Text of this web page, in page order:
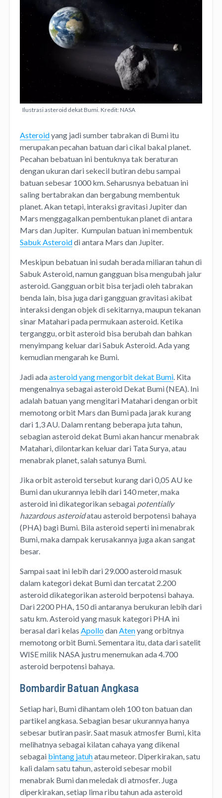
Ilustrasi asteroid dekat Bumi. Kredit: NASA
Asteroidyang jadi sumber tabrakan di Bumi itu
merupakan pecahan batuan dari cikal bakal planet.
Pecahan bebatuan ini bentuknya tak beraturan
dengan ukuran dari sekecil butiran debu sampai
batuan sebesar 1000 km. Seharusnya bebatuan ini
saling bertabrakan dan bergabung membentuk
planet. Akan tetapi, interaksi gravitasi Jupiter dan
Mars menggagalkan pembentukan planet di antara
Mars dan Jupiter. Kumpulan batuan ini membentuk
Sabuk Asteroiddi antara Mars dan Jupiter.
Meskipun bebatuan ini sudah berada miliaran tahun di
Sabuk Asteroid, namun gangguan bisa mengubah jalur
asteroid. Gangguan orbit bisa terjadi oleh tabrakan
benda lain, bisa juga dari gangguan gravitasi akibat
interaksi dengan objek di sekitarnya, maupun tekanan
sinar Matahari pada permukaan asteroid. Ketika
terganggu, orbit asteroid bisa berubah dan bahkan
menyimpang keluar dari Sabuk Asteroid. Ada yang
kemudian mengarah ke Bumi.
Jadi adaasteroid yang mengorbit dekat Bumi. Kita
mengenalnya sebagai asteroid Dekat Bumi (NEA). Ini
adalah batuan yang mengitari Matahari dengan orbit
memotong orbit Mars dan Bumi pada jarak kurang
dari 1,3 AU. Dalam rentang beberapa juta tahun,
sebagian asteroid dekat Bumi akan hancur menabrak
Matahari, dilontarkan keluar dari Tata Surya, atau
menabrak planet, salah satunya Bumi.
Jika orbit asteroid tersebut kurang dari 0,05 AU ke
Bumi dan ukurannya lebih dari 140 meter, maka
asteroid ini dikategorikan sebagai potentially
hazardous asteroidatau asteroid berpotensi bahaya
(PHA) bagi Bumi. Bila asteroid seperti ini menabrak
Bumi, maka dampak kerusakannya juga akan sangat
besar.
Sampai saat ini lebih dari 29.000 asteroid masuk
dalam kategori dekat Bumi dan tercatat 2.200
asteroid dikategorikan asteroid berpotensi bahaya.
Dari 2200 PHA, 150 di antaranya berukuran lebih dari
satu km. Asteroid yang masuk kategori PHA ini
berasal dari kelas ApollodanAtenyang orbitnya
memotong orbit Bumi. Sementara itu, data dari satelit
WISE milik NASA justru menemukan ada 4.700
asteroid berpotensi bahaya.
Bombardir Batuan Angkasa
Setiap hari, Bumi dihantam oleh 100 ton batuan dan
partikel angkasa. Sebagian besar ukurannya hanya
sebesar butiran pasir. Saat masuk atmosfer Bumi, kita
melihatnya sebagai kilatan cahaya yang dikenal
sebagai bintang jatuhatau meteor. Diperkirakan, satu
kali dalam satu tahun, asteroid sebesar mobil
menabrak Bumi dan meledak di atmosfer. Juga
diperkirakan, setiap lima ribu tahun ada asteroid